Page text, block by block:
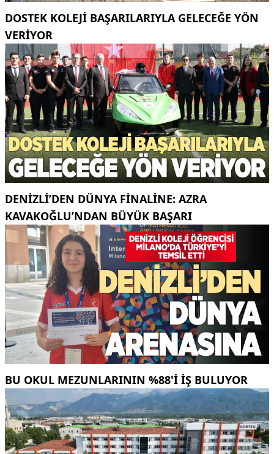
DOSTEK KOLEJİ BAŞARILARIYLA GELECEĞE YÖN
VERİYOR
DENIZLI’DEN DÜNYA FINALINE: AZRA
KAVAKOĞLU’NDAN BÜYÜK BAŞARI
BU OKUL MEZUNLARININ %88'I İŞ BULUYOR